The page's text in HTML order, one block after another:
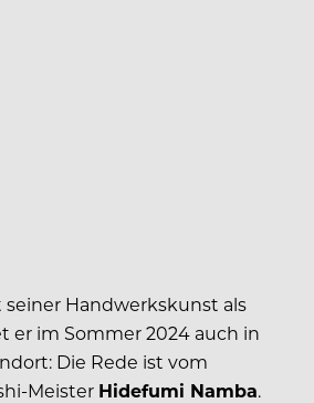
Handwerkskunst als
er im Sommer 2024 auch in
Die Rede ist vom
Meister Hidefumi Namba.